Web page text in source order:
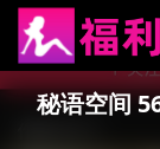
秘语空间